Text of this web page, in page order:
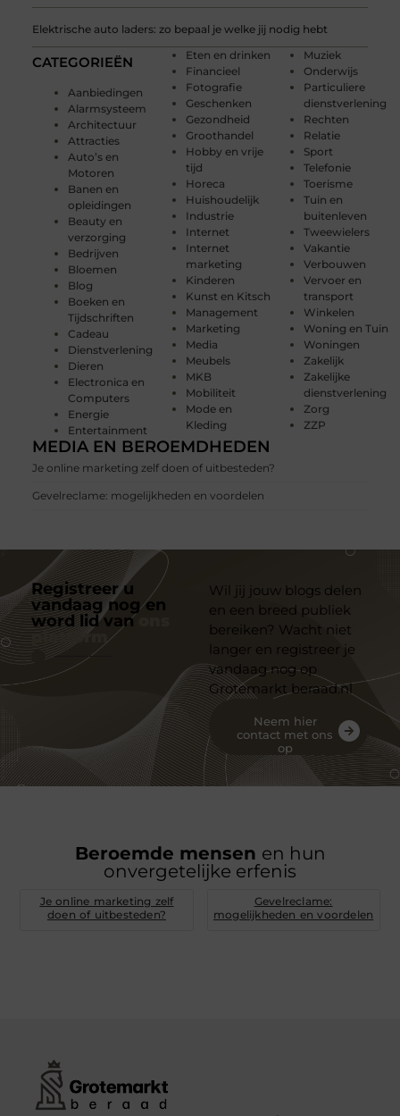
Elektrische auto laders: zo bepaal je welke jij nodig hebt
CATEGORIEËN
Aanbiedingen
Alarmsysteem
Architectuur
Attracties
Auto’s en
Motoren
Banen en
opleidingen
Beauty en
verzorging
Bedrijven
Bloemen
Blog
Boeken en
Tijdschriften
Cadeau
Dienstverlening
Dieren
Electronica en
Computers
Energie
Entertainment
Eten en drinken
Financieel
Fotografie
Geschenken
Gezondheid
Groothandel
Hobby en vrije
tijd
Horeca
Huishoudelijk
Industrie
Internet
Internet
marketing
Kinderen
Kunst en Kitsch
Management
Marketing
Media
Meubels
MKB
Mobiliteit
Mode en
Kleding
Muziek
Onderwijs
Particuliere
dienstverlening
Rechten
Relatie
Sport
Telefonie
Toerisme
Tuin en
buitenleven
Tweewielers
Vakantie
Verbouwen
Vervoer en
transport
Winkelen
Woning en Tuin
Woningen
Zakelijk
Zakelijke
dienstverlening
Zorg
ZZP
MEDIA EN BEROEMDHEDEN
Je online marketing zelf doen of uitbesteden?
Gevelreclame: mogelijkheden en voordelen
Registreer u
vandaag nog en
word lid van
platform
Wil jij jouw blogs delen
en een breed publiek
bereiken? Wacht niet
langer en registreer je
vandaag nog op
Grotemarkt beraad.nl
Neem hier
contact met ons
op
Beroemde mensen en hun
onvergetelijke erfenis
Je online marketing zelf
doen of uitbesteden?
Gevelreclame:
mogelijkheden en voordelen